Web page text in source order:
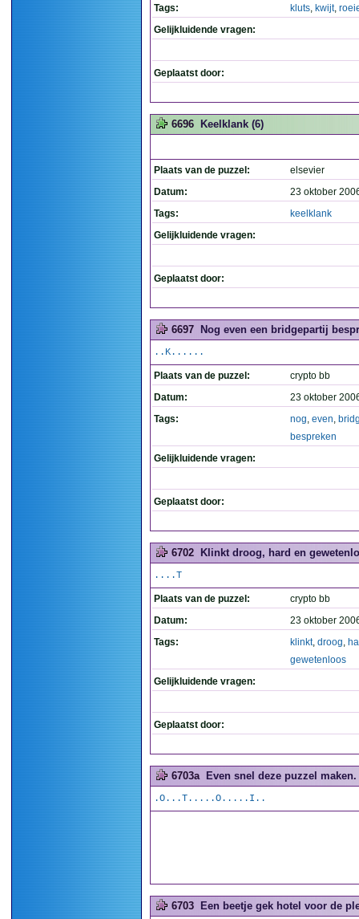
Tags:
kluts, kwijt,
Gelijkluidende vragen:
Geplaatst door:
6696 Keelklank (6)
Plaats van de puzzel:
elsevier
Datum:
23 oktober
Tags:
keelklank
Gelijkluidende vragen:
Geplaatst door:
6697 Nog even een bridgepartij
..K......
Plaats van de puzzel:
crypto bb
Datum:
23 oktober
Tags:
nog, even,
bespreken
Gelijkluidende vragen:
Geplaatst door:
6702 Klinkt droog, hard en
....T
Plaats van de puzzel:
crypto bb
Datum:
23 oktober
Tags:
klinkt, droog,
gewetenloos
Gelijkluidende vragen:
Geplaatst door:
6703a Even snel deze puzzel maken.
.O...T.....O.....I..
6703 Een beetje gek hotel voor de